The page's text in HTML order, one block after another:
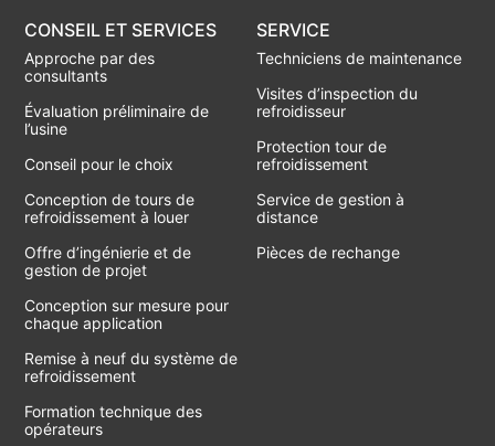
CONSEIL ET SERVICES
Approche par des
consultants
Évaluation préliminaire de
l’usine
Conseil pour le choix
Conception de tours de
refroidissement à louer
Offre d’ingénierie et de
gestion de projet
Conception sur mesure pour
chaque application
Remise à neuf du système de
refroidissement
Formation technique des
opérateurs
SERVICE
Techniciens de maintenance
Visites d’inspection du
refroidisseur
Protection tour de
refroidissement
Service de gestion à
distance
Pièces de rechange